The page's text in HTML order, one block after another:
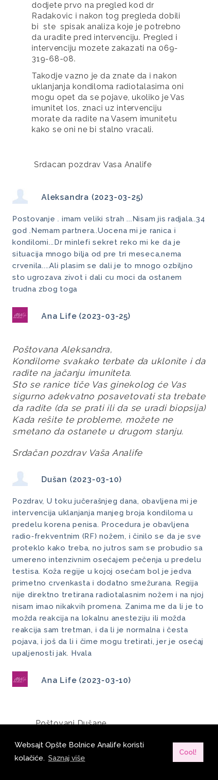
Websajt Opšte Bolnice Analife koristi
kolačiće. Saznaj više
Cool!
dodjete prvo na pregled kod dr
Radakovic i nakon tog pregleda dobili
bi  ste  spisak analiza koje je potrebno
da uradite pred intervenciju. Pregled i
intervenciju mozete zakazati na 069-
319-68-08.
Takodje vazno je da znate da i nakon
uklanjanja kondiloma radiotalasima oni
mogu opet da se pojave, ukoliko je Vas
imunitet los, znaci uz intervenciju
morate da radite na Vasem imunitetu
kako se oni ne bi stalno vracali.
Srdacan pozdrav Vasa Analife
Aleksandra (2023-03-25)
Postovanje . imam veliki strah ...Nisam jis radjala..34
god .Nemam partnera..Uocena mi je ranica i
kondilomi...Dr minlefi sekret reko mi ke da je
situacija mnogo bilja od pre tri meseca,nema
crvenila....Ali plasim se dali je to mnogo ozbiljno
sto ugrozava zivot i dali cu moci da ostanem
trudna zbog toga
Ana Life (2023-03-25)
Poštovana Aleksandra,
Kondilome svakako terbate da uklonite i da
radite na jačanju imuniteta.
Sto se ranice tiče Vas ginekolog će Vas
sigurno adekvatno posavetovati sta trebate
da radite (da se prati ili da se uradi biopsija)
Kada rešite te probleme, možete ne
smetano da ostanete u drugom stanju.
Srdačan pozdrav Vaša Analife
Dušan (2023-03-10)
Pozdrav, U toku jučerašnjeg dana, obavljena mi je
intervencija uklanjanja manjeg broja kondiloma u
predelu korena penisa. Procedura je obavljena
radio-frekventnim (RF) nožem, i činilo se da je sve
proteklo kako treba, no jutros sam se probudio sa
umereno intenzivnim osećajem pečenja u predelu
testisa. Koža regije u kojoj osećam bol je jedva
primetno crvenkasta i dodatno smežurana. Regija
nije direktno tretirana radiotalasnim nožem i na njoj
nisam imao nikakvih promena. Zanima me da li je to
možda reakcija na lokalnu anesteziju ili možda
reakcija sam tretman, i da li je normalna i česta
pojava, i još da li i čime mogu tretirati, jer je osećaj
upaljenosti jak. Hvala
Ana Life (2023-03-10)
Poštovani Dušane,
Molimo Vas da se javite ustanovi gde
ste radili intervenciju kako bi Vas